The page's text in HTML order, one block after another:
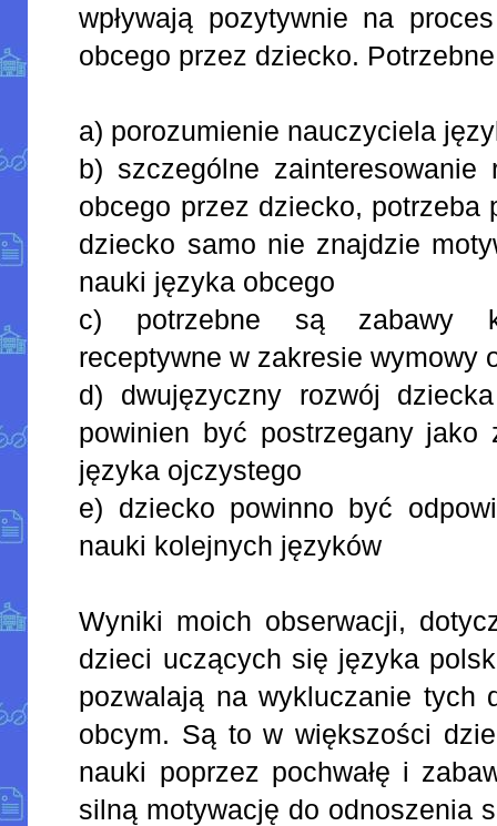
wpływają pozytywnie na
obcego przez dziecko.
a) porozumienie nauczyciela
b) szczególne zainteresowanie
obcego przez dziecko, potrzeba
dziecko samo nie znajdzie
nauki języka obcego
c) potrzebne są zabawy
receptywne w zakresie wymowy
d) dwujęzyczny rozwój
powinien być postrzegany jako
języka ojczystego
e) dziecko powinno być
nauki kolejnych języków
Wyniki moich obserwacji,
dzieci uczących się języka
pozwalają na wykluczanie tych
obcym. Są to w większości
nauki poprzez pochwałę i
silną motywację do odnoszenia